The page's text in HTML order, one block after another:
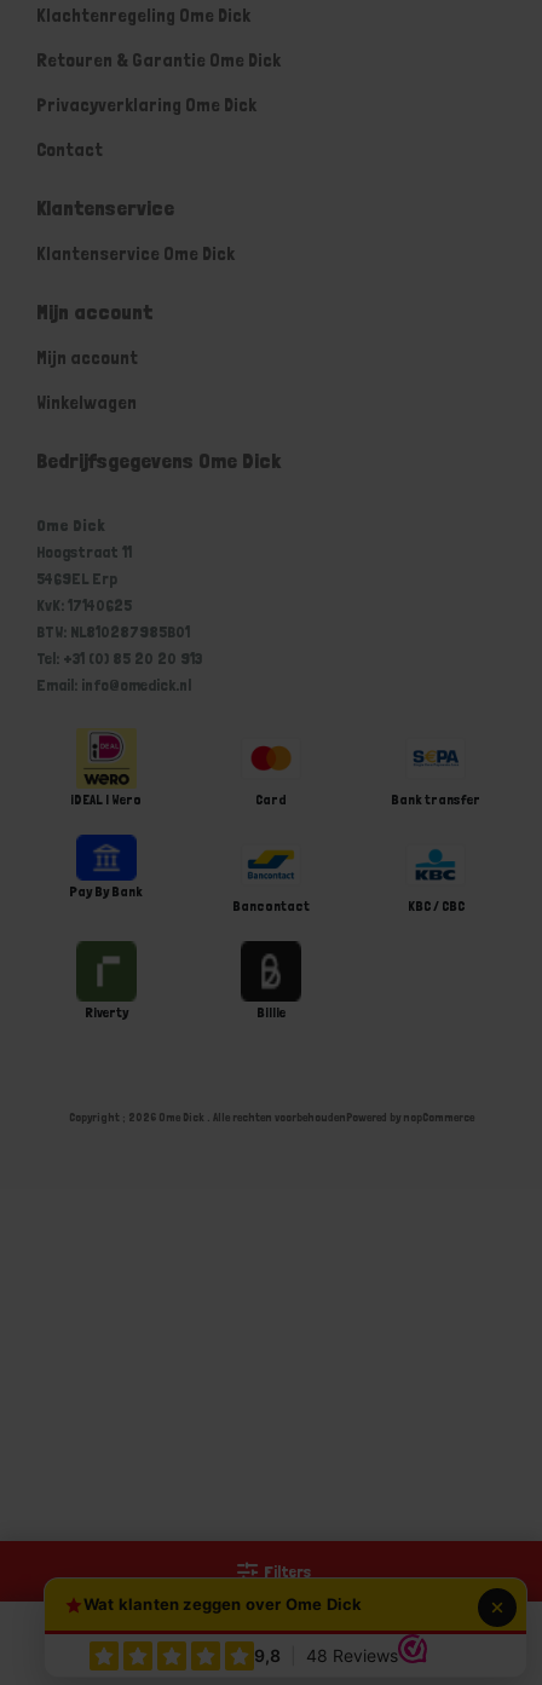
0
Filters
Klachtenregeling Ome Dick
Retouren & Garantie Ome Dick
Privacyverklaring Ome Dick
Contact
Klantenservice
Klantenservice Ome Dick
Mijn account
Mijn account
Winkelwagen
Bedrijfsgegevens Ome Dick
Ome Dick
Hoogstraat 11
5469EL Erp
KvK: 17140625
BTW: NL810287985B01
Tel: +31 (0) 85 20 20 913
Email: info@omedick.nl
iDEAL | Wero Card Bank transfer
Pay By Bank
Bancontact
KBC / CBC
Riverty Billie
Copyright ; 2026 Ome Dick . Alle rechten voorbehoudenPowered by nopCommerce
Wat klanten zeggen over Ome Dick